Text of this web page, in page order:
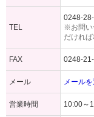
TEL
0248-
※お問い
だければ
FAX 0248-
メール メール
営業時間 10:00～